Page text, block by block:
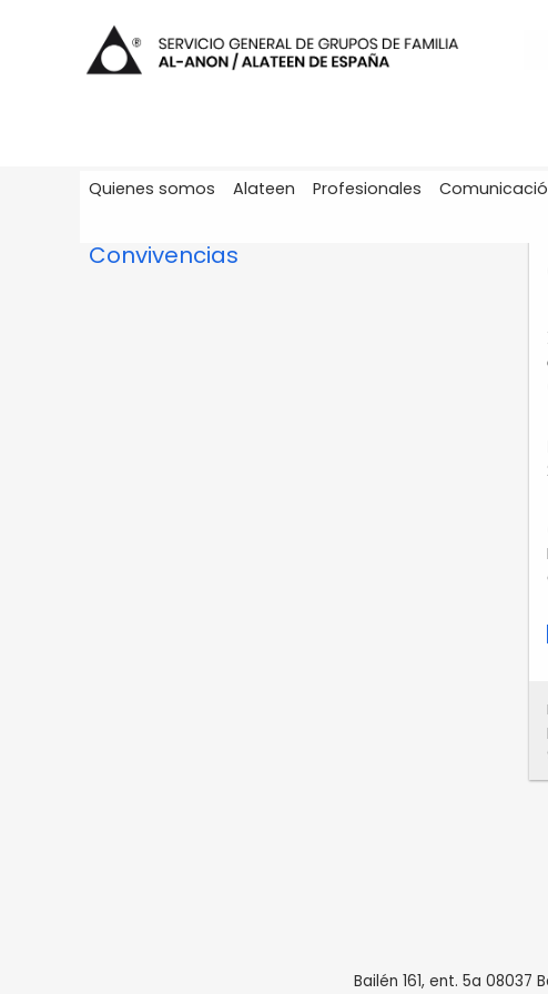
Quienes somos Alateen Profesionales
Convivencias
Bailén 161, ent. 5a 08037